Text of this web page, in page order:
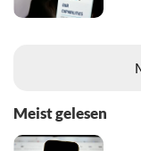
Meist gelesen